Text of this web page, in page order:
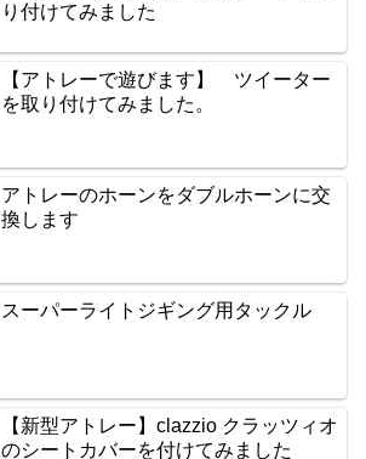
り付けてみました
【アトレーで遊びます】 ツイーター
を取り付けてみました。
アトレーのホーンをダブルホーンに交
換します
スーパーライトジギング用タックル
【新型アトレー】clazzio クラッツィオ
のシートカバーを付けてみました